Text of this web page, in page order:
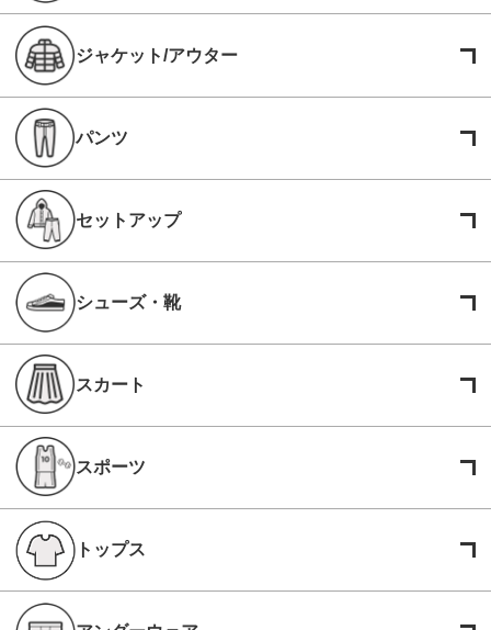
ジャケット/アウター
パンツ
セットアップ
シューズ・靴
スカート
スポーツ
トップス